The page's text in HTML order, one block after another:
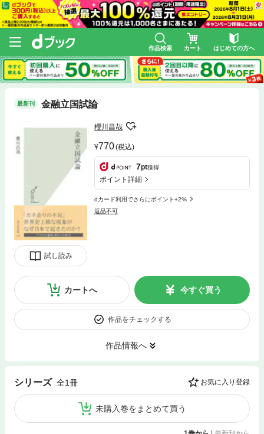
作品検索 カート はじめての方へ
最新刊 金融立国試論
試し読み
櫻川昌哉
770(税込)
7pt獲得
ポイント詳細
dカード利用でさらにポイント+2%
返品不可
カートへ 今すぐ買う
作品をチェックする
作品情報へ
シリーズ 全1冊 お気に入り登録
未購入巻をまとめて買う